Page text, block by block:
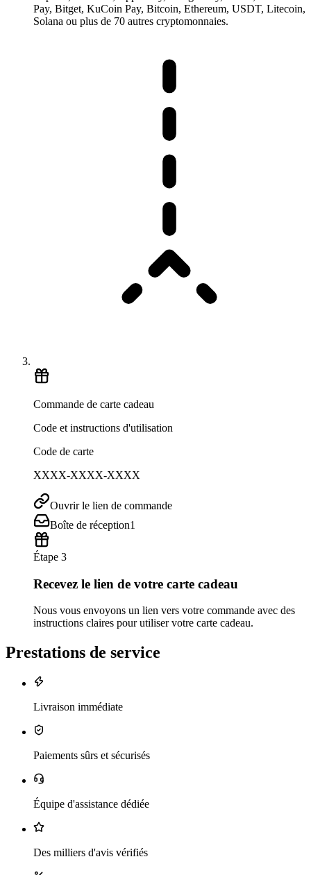
Pay, Bitget, KuCoin Pay, Bitcoin, Ethereum, USDT, Litecoin,
Solana ou plus de 70 autres cryptomonnaies.
Commande de carte cadeau
Code et instructions d'utilisation
Code de carte
XXXX-XXXX-XXXX
Ouvrir le lien de commande
Boîte de réception1
Étape 3
Recevez le lien de votre carte cadeau
Nous vous envoyons un lien vers votre commande avec des
instructions claires pour utiliser votre carte cadeau.
Prestations de service
Livraison immédiate
Paiements sûrs et sécurisés
Équipe d'assistance dédiée
Des milliers d'avis vérifiés